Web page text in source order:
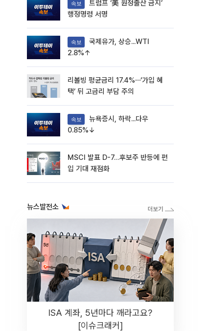
속보
행정명령 서명
속보
2.8%↑
리볼빙 평균금리 17.4%⋯‘가입 혜
택’ 뒤 고금리 부담 주의
속보
0.85%↓
MSCI 발표 D-7…후보주 반등에 편
입 기대 재점화
뉴스발전소
ISA 계좌, 5년마다 깨라고요?
[이슈크래커]